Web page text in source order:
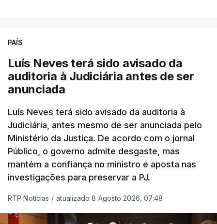
quanto à possibilidade de expulsar do país
cidadãos adultos em situação ilegal, se
tiverem filhos menores.
prazo de 60 dias, os imigrantes terão que ser
libertados,ainda que os seus pedidos de asilo
tenham sido rejeitados pelas autoridades
competentes”, referem.
“Isto é de uma enorme irresponsabilidade
poderem entrar e residir legalmente em Portugal”,
PAÍS
Luís Neves terá sido avisado da
auditoria à Judiciária antes de ser
anunciada
Luís Neves terá sido avisado da auditoria à
Judiciária, antes mesmo de ser anunciada pelo
Ministério da Justiça. De acordo com o jornal
Público, o governo admite desgaste, mas
mantém a confiança no ministro e aposta nas
investigações para preservar a PJ.
RTP Notícias / atualizado 8 Agosto 2026, 07:48